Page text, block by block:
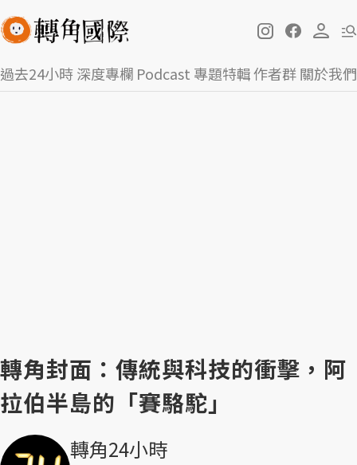
過去24小時深度專欄 Podcast 專題特輯作者群關於我們
轉角封面：傳統與科技的衝擊，阿
拉伯半島的「賽駱駝」
轉角24小時